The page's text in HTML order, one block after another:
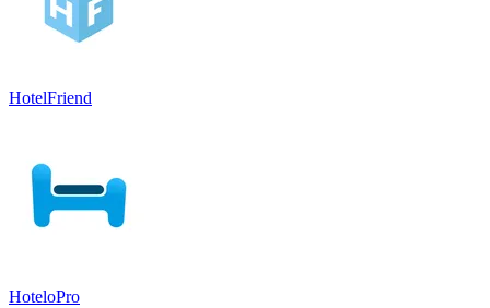
HotelFriend
HoteloPro